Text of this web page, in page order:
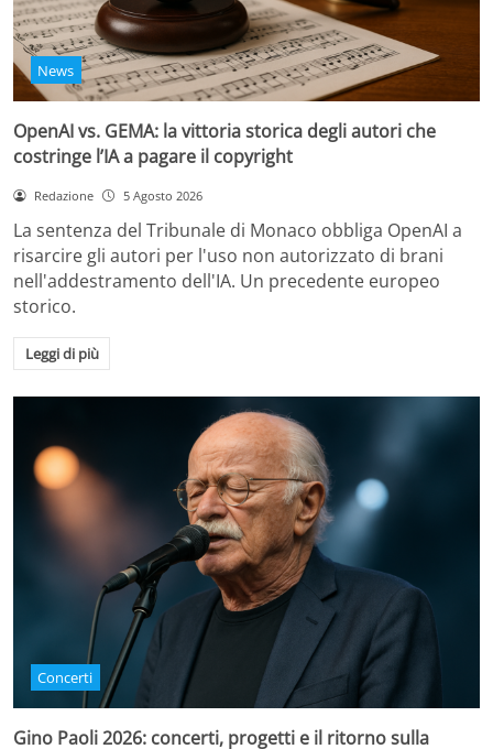
News
OpenAI vs. GEMA: la vittoria storica degli autori che
costringe l’IA a pagare il copyright
Redazione 5 Agosto 2026
La sentenza del Tribunale di Monaco obbliga OpenAI a
risarcire gli autori per l'uso non autorizzato di brani
nell'addestramento dell'IA. Un precedente europeo
storico.
Leggi di più
Concerti
Gino Paoli 2026: concerti, progetti e il ritorno sulla